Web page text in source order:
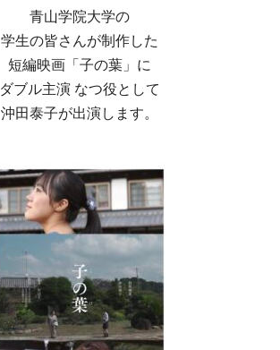
青山学院大学の
学生の皆さんが制作した
短編映画「子の葉」に
ダブル主演 なつ役として
沖田泰子が出演します。